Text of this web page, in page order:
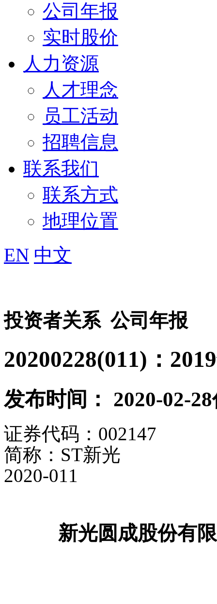
公司年报
实时股价
人力资源
人才理念
员工活动
招聘信息
联系我们
联系方式
地理位置
EN 中文
投资者关系 公司年报
20200228(011)：
发布时间： 2020-02-28
证券代码：
简称： ST新光
2020-011
新光圆成股份有